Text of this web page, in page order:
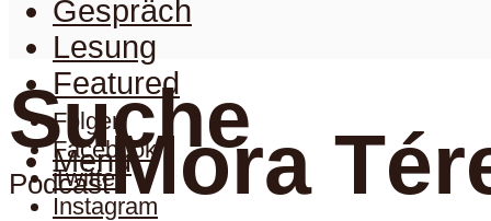
Folgen
Facebook
Twitter
Instagram
Suche
Gespräch
Lesung
Featured
Menu
PodcastMora